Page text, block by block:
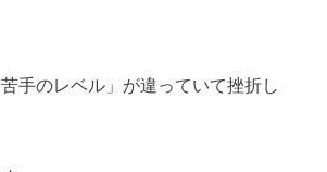
手のレベル」が違っていて挫折し